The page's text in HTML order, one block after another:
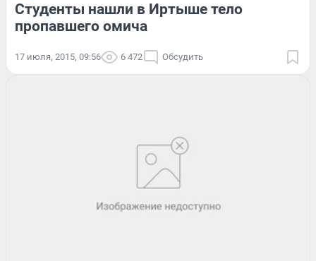
Студенты нашли в Иртыше тело
пропавшего омича
17 июля, 2015, 09:56 6 472 Обсудить